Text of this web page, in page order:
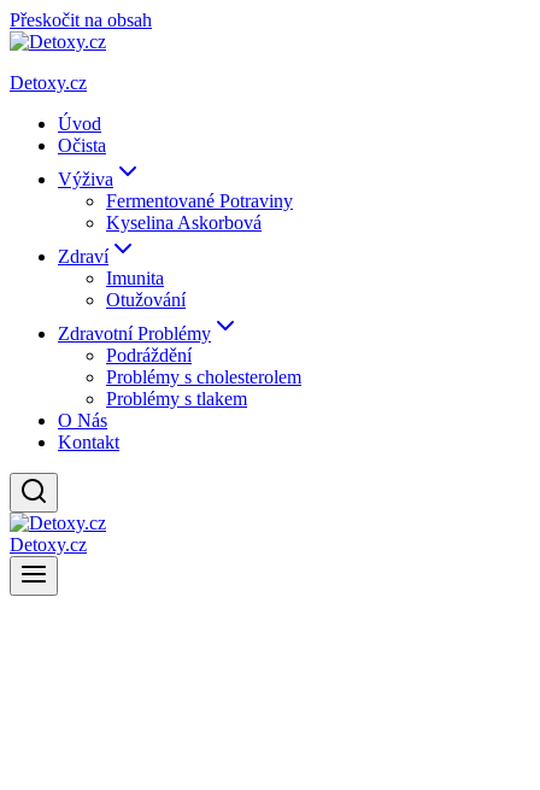
Přeskočit na obsah
Detoxy.cz
Úvod
Očista
Výživa
Fermentované Potraviny
Kyselina Askorbová
Zdraví
Imunita
Otužování
Zdravotní Problémy
Podráždění
Problémy s cholesterolem
Problémy s tlakem
O Nás
Kontakt
Detoxy.cz